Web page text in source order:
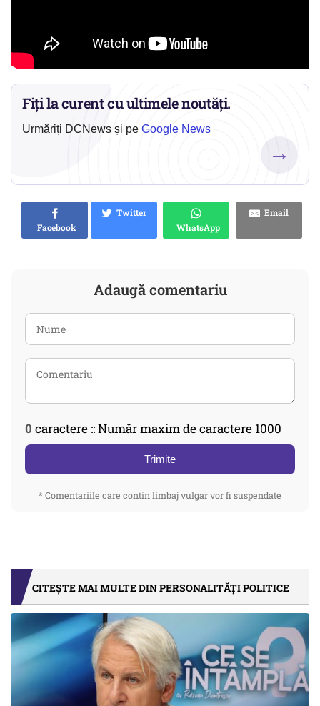
Fiți la curent cu ultimele noutăți.
Urmăriți DCNews și pe Google News
→
Facebook
Twitter
WhatsApp
Email
Adaugă comentariu
0 caractere :: Număr maxim de caractere 1000
Trimite
* Comentariile care contin limbaj vulgar vor fi suspendate
CITEȘTE MAI MULTE DIN PERSONALITĂȚI POLITICE